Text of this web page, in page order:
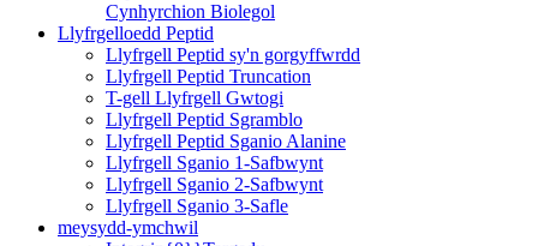
Cynhyrchion Biolegol
Llyfrgelloedd Peptid
Llyfrgell Peptid sy'n gorgyffwrdd
Llyfrgell Peptid Truncation
T-gell Llyfrgell Gwtogi
Llyfrgell Peptid Sgramblo
Llyfrgell Peptid Sganio Alanine
Llyfrgell Sganio 1-Safbwynt
Llyfrgell Sganio 2-Safbwynt
Llyfrgell Sganio 3-Safle
meysydd-ymchwil